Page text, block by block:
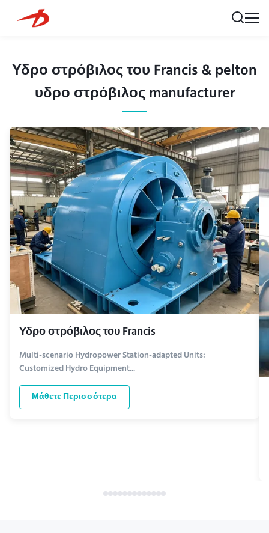
Υδρο στρόβιλος του Francis & pelton
υδρο στρόβιλος manufacturer
Υδρο στρόβιλος του Francis
Multi-scenario Hydropower Station-adapted Units:
Customized Hydro Equipment...
Μάθετε Περισσότερα